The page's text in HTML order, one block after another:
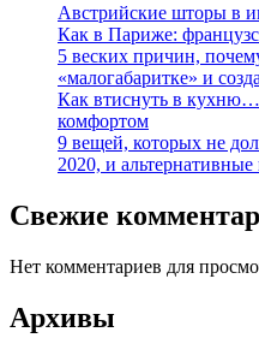
Австрийские шторы в
Как в Париже:
5 веских причин,
«малогабаритке» и
Как втиснуть в
комфортом
9 вещей, которых не
2020, и
Свежие
Нет комментариев для
Архивы